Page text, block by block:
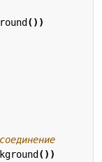
())
())